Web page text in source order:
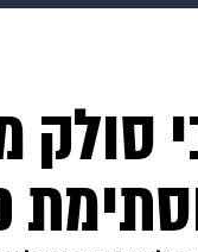
ויוה משפט
סולק